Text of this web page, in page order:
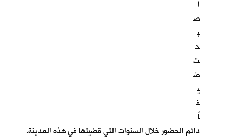
ا
ص
ب
ح
ت
ض
ي
ف
اً
دائم الحضور خلال السنوات التي قضيتها في هذه المدينة.